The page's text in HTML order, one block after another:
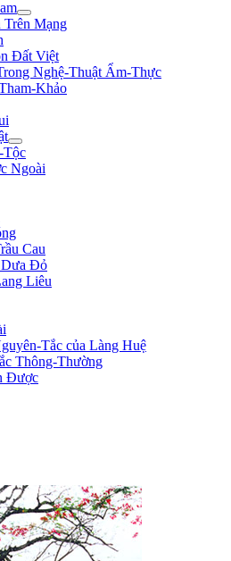
Trên Mạng
Đất Việt
Nghệ-Thuật Ẩm-Thực
Khảo
Tộc
Ngoài
Cau
Dưa Đỏ
Liêu
Tắc của Làng Huệ
Thông-Thường
Được